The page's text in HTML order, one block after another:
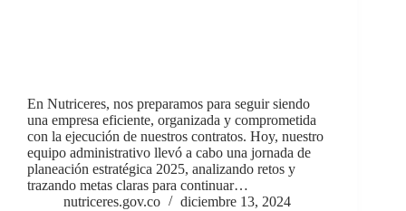
En Nutriceres, nos preparamos para seguir siendo
una empresa eficiente, organizada y comprometida
con la ejecución de nuestros contratos. Hoy, nuestro
equipo administrativo llevó a cabo una jornada de
planeación estratégica 2025, analizando retos y
trazando metas claras para continuar…
nutriceres.gov.co
diciembre 13, 2024